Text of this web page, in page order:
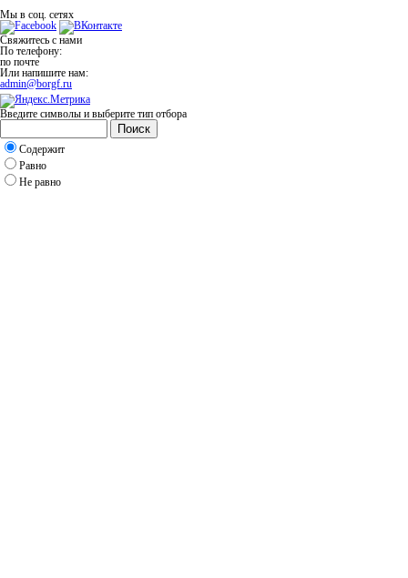
Мы в соц. сетях
Свяжитесь с нами
По телефону:
по почте
Или напишите нам:
admin@borgf.ru
Введите символы и выберите тип отбора
Поиск
Содержит
Равно
Не равно